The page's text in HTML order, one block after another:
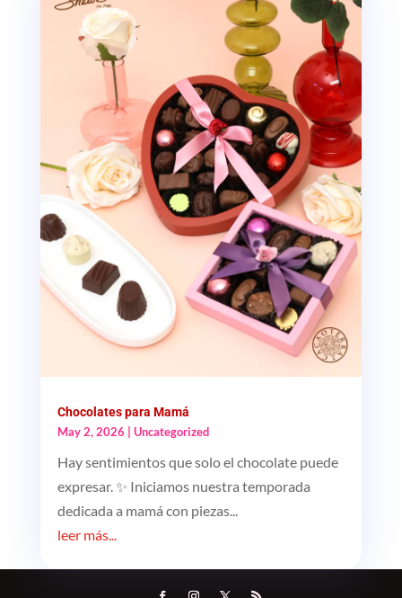
Chocolates para Mamá
May 2, 2026
Uncategorized
Hay sentimientos que solo el chocolate puede
expresar. ✨ Iniciamos nuestra temporada
dedicada a mamá con piezas...
leer más...